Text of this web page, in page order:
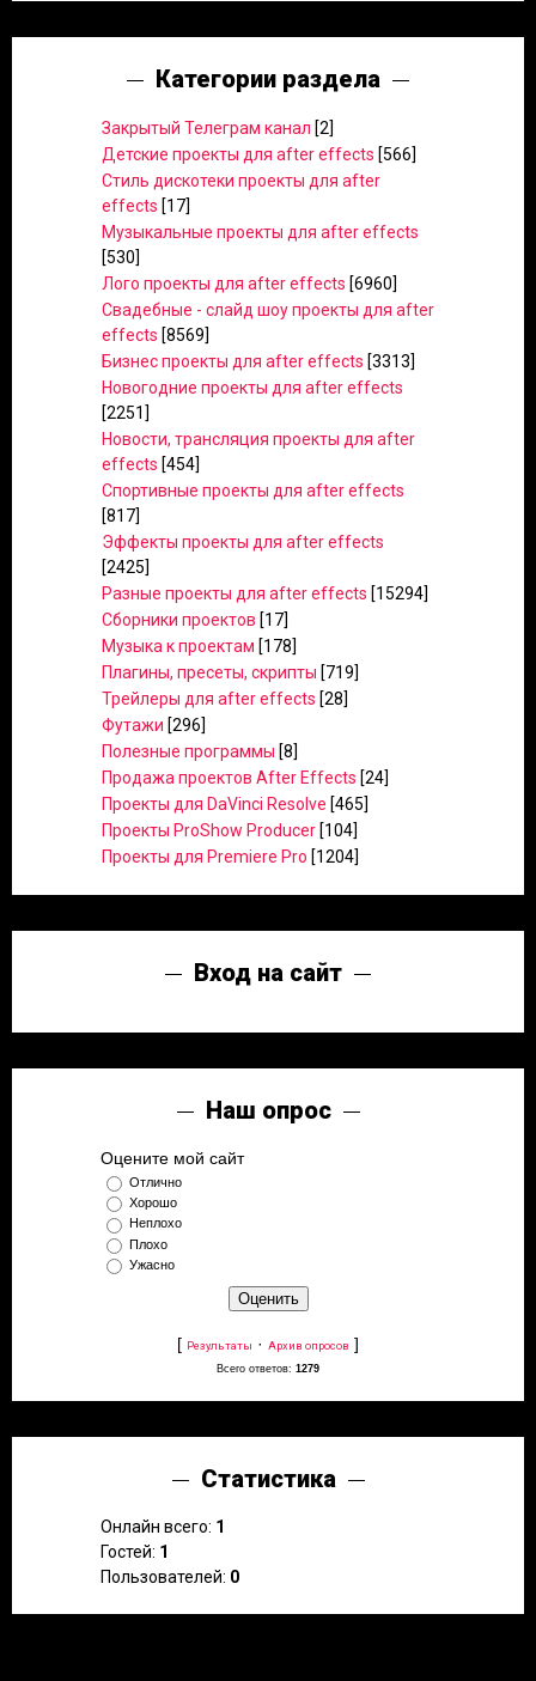
Категории раздела
Закрытый Телеграм канал [2]
Детские проекты для after effects [566]
Стиль дискотеки проекты для after
effects [17]
Музыкальные проекты для after effects
[530]
Лого проекты для after effects [6960]
Свадебные - слайд шоу проекты для after
effects [8569]
Бизнес проекты для after effects [3313]
Новогодние проекты для after effects
[2251]
Новости, трансляция проекты для after
effects [454]
Спортивные проекты для after effects
[817]
Эффекты проекты для after effects
[2425]
Разные проекты для after effects [15294]
Сборники проектов [17]
Музыка к проектам [178]
Плагины, пресеты, скрипты [719]
Трейлеры для after effects [28]
Футажи [296]
Полезные программы [8]
Продажа проектов After Effects [24]
Проекты для DaVinci Resolve [465]
Проекты ProShow Producer [104]
Проекты для Premiere Pro [1204]
Вход на сайт
Наш опрос
Оцените мой сайт
Отлично
Хорошо
Неплохо
Плохо
Ужасно
[ Результаты · Архив опросов ]
Всего ответов: 1279
Статистика
Онлайн всего: 1
Гостей: 1
Пользователей: 0